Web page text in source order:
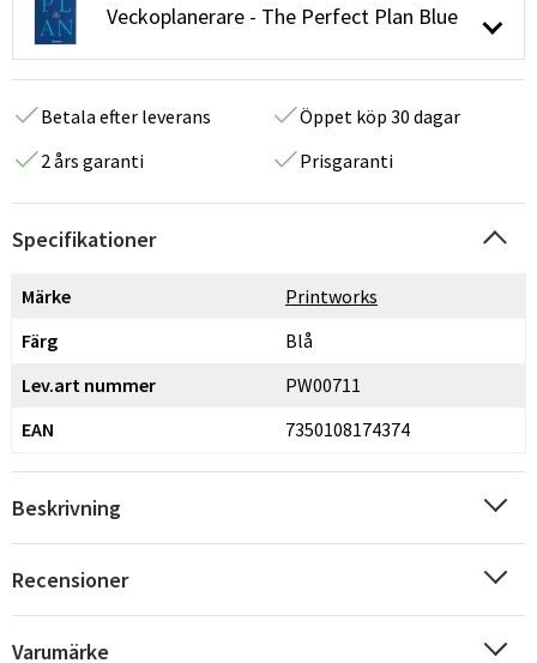
Veckoplanerare - The Perfect Plan Blue
Betala efter leverans
Öppet köp 30 dagar
2 års garanti
Prisgaranti
Specifikationer
Märke
Printworks
Färg
Blå
Lev.art nummer
PW00711
EAN
7350108174374
Beskrivning
Recensioner
Varumärke